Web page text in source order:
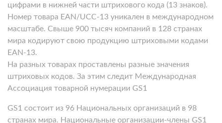
цифрами в нижней части штрихового кода (13 знаков).
Номер товара EAN/UCC-13 уникален в международном
масштабе. Свыше 900 тысяч компаний в 128 странах
мира кодируют свою продукцию штриховыми кодами
EAN-13.
На разных товарах проставлены разные значения
штриховых кодов. За этим следит Международная
Ассоциация товарной нумерации GS1
GS1 состоит из 96 Национальных организаций в 98
странах мира. Национальные организации-члены GS1